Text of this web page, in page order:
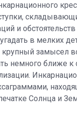
и
в мелких
крупный замысел
немного ближе к
Солнца и